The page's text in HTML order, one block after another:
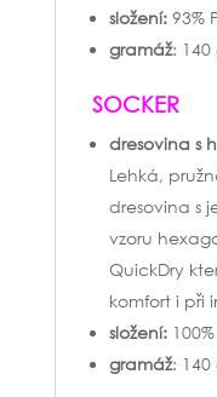
složení:93%
gramáž:
SOCKER
dresovina s
Lehká,
dresovina s
vzoru
QuickDry
komfort i při
složení:100%
gramáž: